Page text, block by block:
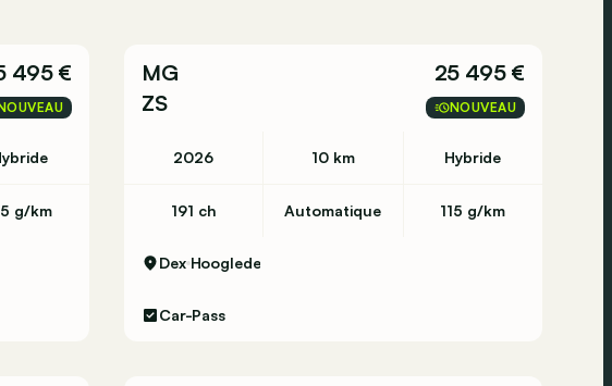
495 €
g/km
MG
ZS
25 495 €
NOUVEAU
2026 10 km Hybride
191 ch Automatique 115 g/km
Dex Hooglede
Car-Pass